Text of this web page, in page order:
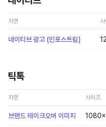
지면
네이티브 광고 (인포스트림)
틱톡
지면 사이즈
브랜드 테이크오버 이미지